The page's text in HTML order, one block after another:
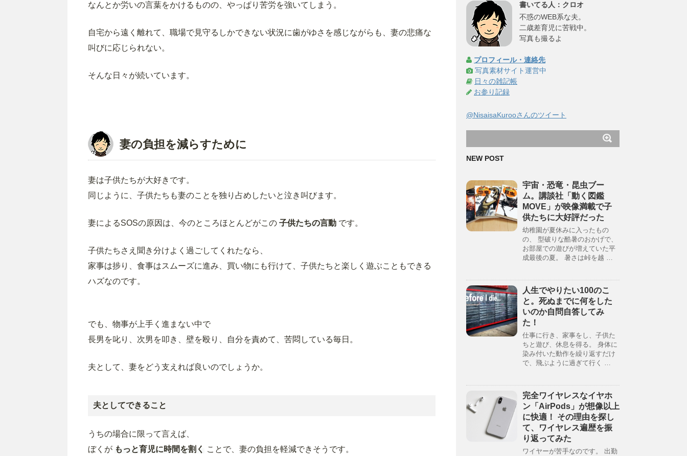
なんとか労いの言葉をかけるものの、やっぱり苦労を強いてしまう。
自宅から遠く離れて、職場で見守るしかできない状況に歯がゆさを感じながらも、妻の悲痛な
叫びに応じられない。
そんな日々が続いています。
妻の負担を減らすために
妻は子供たちが大好きです。
同じように、子供たちも妻のことを独り占めしたいと泣き叫びます。
妻によるSOSの原因は、今のところほとんどがこの 子供たちの言動 です。
子供たちさえ聞き分けよく過ごしてくれたなら、
家事は捗り、食事はスムーズに進み、買い物にも行けて、子供たちと楽しく遊ぶこともできる
ハズなのです。
でも、物事が上手く進まない中で
長男を叱り、次男を叩き、壁を殴り、自分を責めて、苦悶している毎日。
夫として、妻をどう支えれば良いのでしょうか。
夫としてできること
うちの場合に限って言えば、
ぼくが もっと育児に時間を割く ことで、妻の負担を軽減できそうです。
書いてる人：クロオ
不惑のWEB系な夫。
二歳差育児に苦戦中。
写真も撮るよ
プロフィール・連絡先
写真素材サイト運営中
日々の雑記帳
お参り記録
@NisaisaKurooさんのツイート
NEW POST
宇宙・恐竜・昆虫ブー
ム。講談社「動く図鑑
MOVE」が映像満載で子
供たちに大好評だった
幼稚園が夏休みに入ったもの
の、 型破りな酷暑のおかげで、
お部屋での遊びが増えていた平
成最後の夏。 暑さは峠を越 …
人生でやりたい100のこ
と。死ぬまでに何をした
いのか自問自答してみ
た！
仕事に行き、家事をし、子供た
ちと遊び、休息を得る。 身体に
染み付いた動作を繰り返すだけ
で、飛ぶように過ぎて行く …
完全ワイヤレスなイヤホ
ン「AirPods」が想像以上
に快適！ その理由を探し
て、ワイヤレス遍歴を振
り返ってみた
ワイヤーが苦手なのです。 出勤